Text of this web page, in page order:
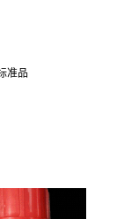
准品